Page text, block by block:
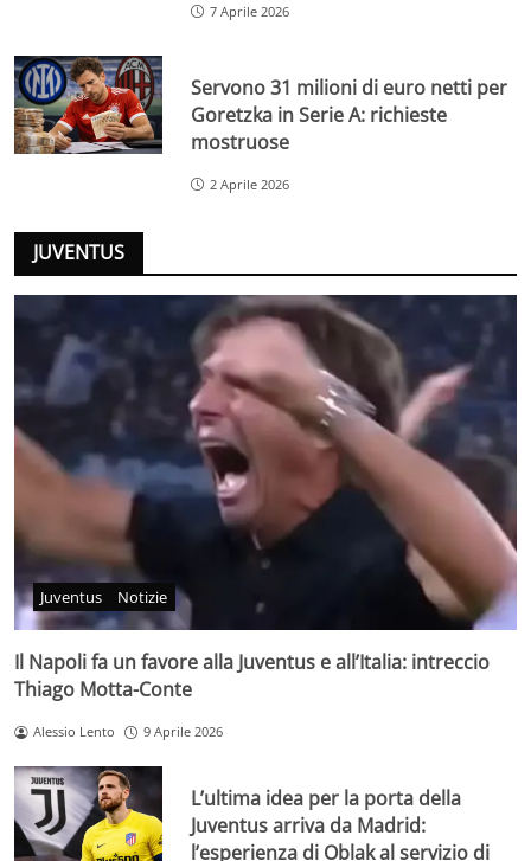
7 Aprile 2026
Servono 31 milioni di euro netti per
Goretzka in Serie A: richieste
mostruose
2 Aprile 2026
JUVENTUS
Juventus Notizie
Il Napoli fa un favore alla Juventus e all’Italia: intreccio
Thiago Motta-Conte
Alessio Lento 9 Aprile 2026
L’ultima idea per la porta della
Juventus arriva da Madrid:
l’esperienza di Oblak al servizio di